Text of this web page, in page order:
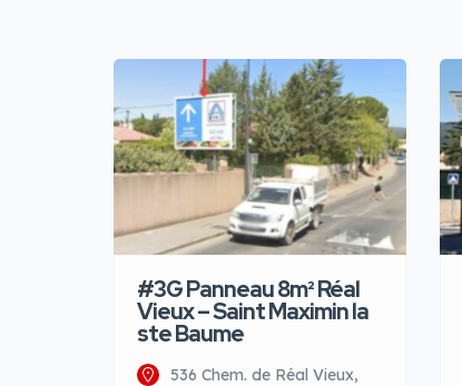
#3G Panneau 8m² Réal
Vieux – Saint Maximin la
ste Baume
536 Chem. de Réal Vieux,